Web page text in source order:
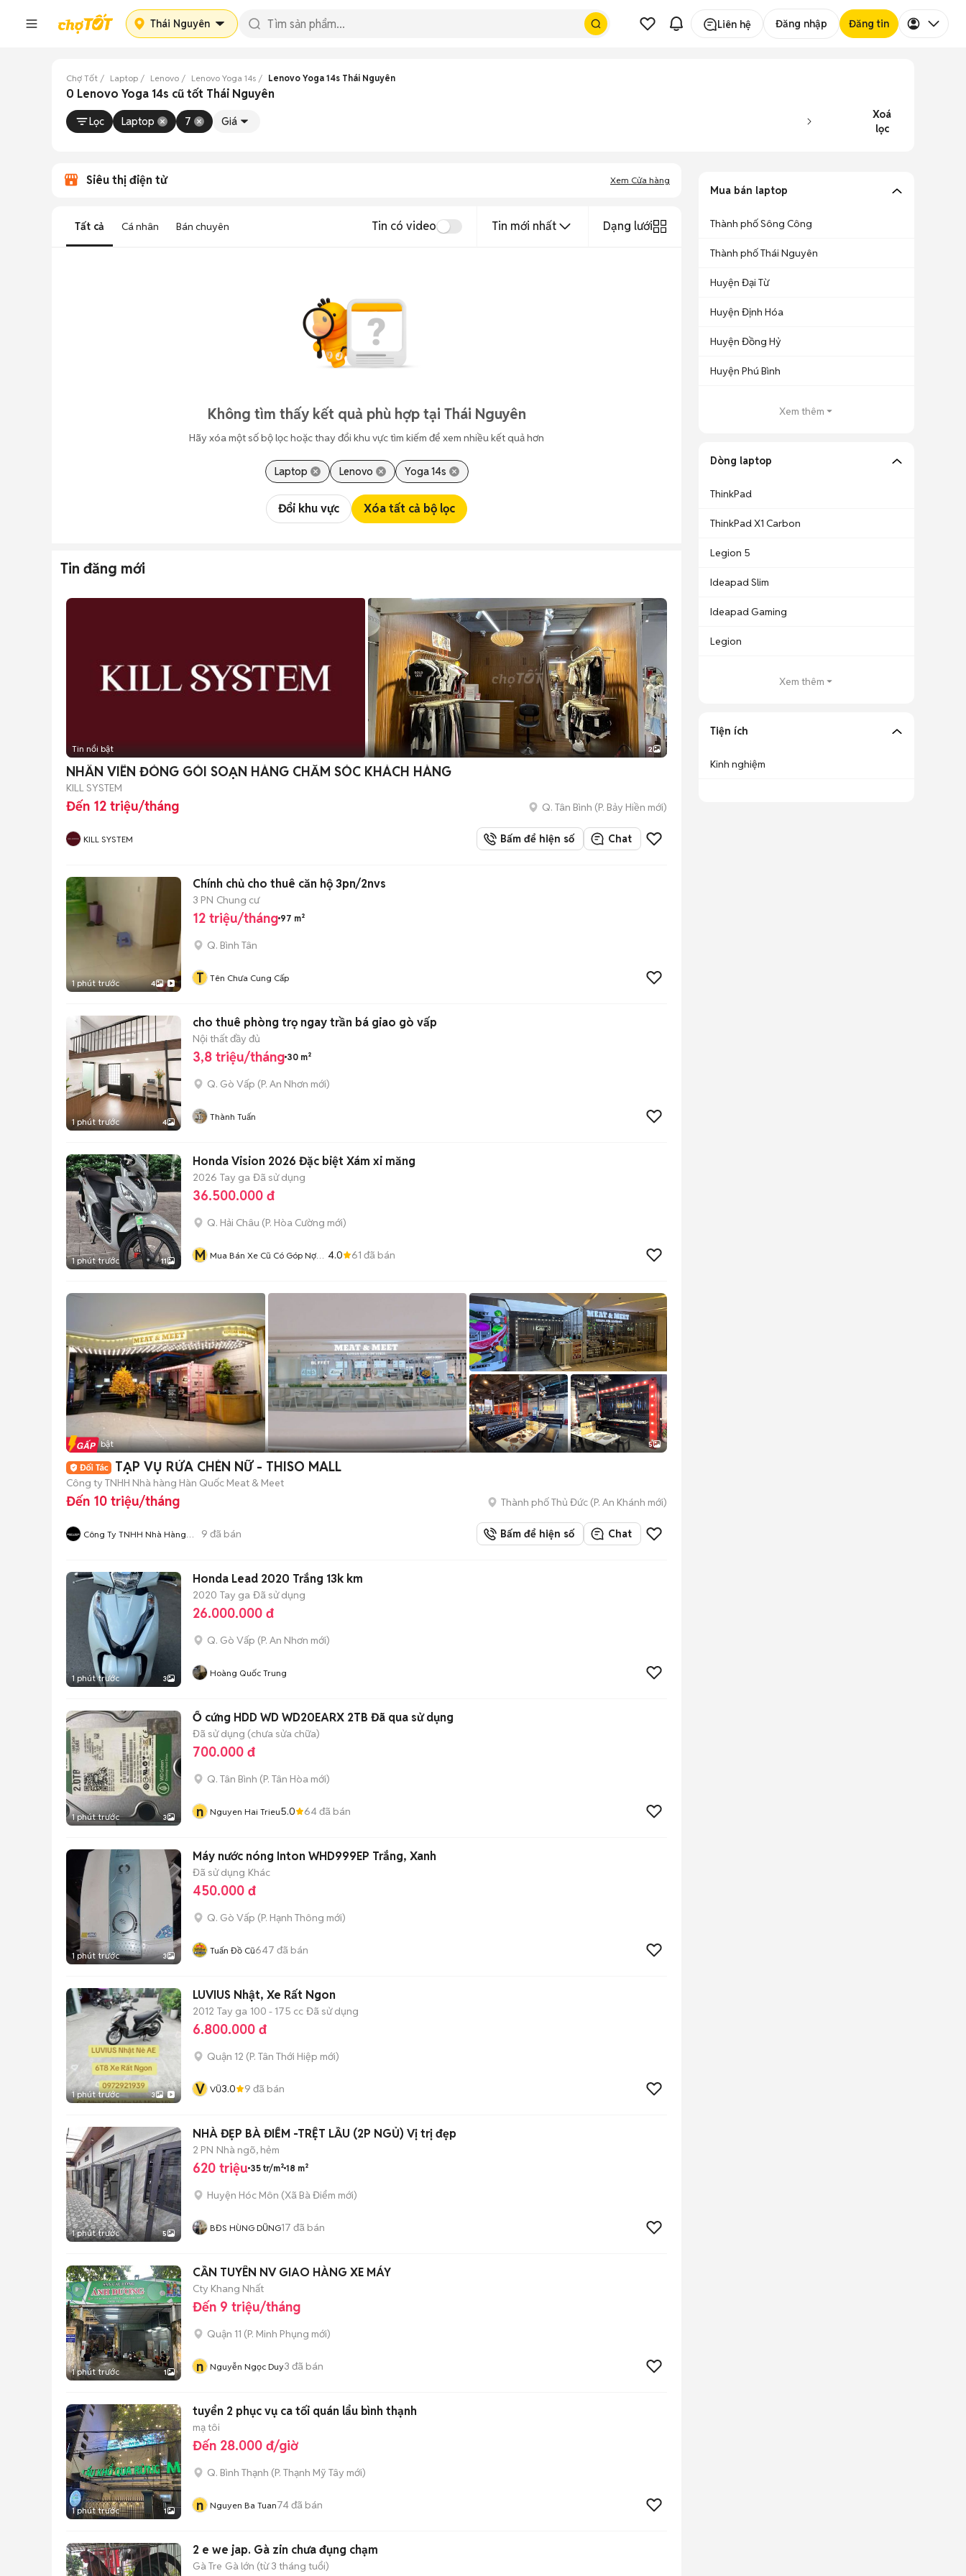
Thái Nguyên Liên hệ Đăng nhập Đăng tin
Chợ Tốt Laptop Lenovo Lenovo Yoga 14s Lenovo Yoga 14s Thái Nguyên
0 Lenovo Yoga 14s cũ tốt Thái Nguyên
Lọc Laptop 7 Giá
Xoá
lọc
Siêu thị điện tử Xem Cửa hàng
Tất cả Cá nhân Bán chuyên Tin có video Tin mới nhất Dạng lưới
Không tìm thấy kết quả phù hợp tại Thái Nguyên
Hãy xóa một số bộ lọc hoặc thay đổi khu vực tìm kiếm để xem nhiều kết quả hơn
Laptop Lenovo Yoga 14s
Đổi khu vực Xóa tất cả bộ lọc
Tin đăng mới
Tin nổi bật 2
NHÂN VIÊN ĐÓNG GÓI SOẠN HÀNG CHĂM SÓC KHÁCH HÀNG
KILL SYSTEM
Đến 12 triệu/tháng Q. Tân Bình (P. Bảy Hiền mới)
KILL SYSTEM Bấm để hiện số Chat
1 phút trước 4
Chính chủ cho thuê căn hộ 3pn/2nvs
3 PN Chung cư
12 triệu/tháng 97 m²
Q. Bình Tân
T Tên Chưa Cung Cấp
1 phút trước 4
cho thuê phòng trọ ngay trần bá giao gò vấp
Nội thất đầy đủ
3,8 triệu/tháng 30 m²
Q. Gò Vấp (P. An Nhơn mới)
Thành Tuấn
1 phút trước 11
Honda Vision 2026 Đặc biệt Xám xi măng
2026 Tay ga Đã sử dụng
36.500.000 đ
Q. Hải Châu (P. Hòa Cường mới)
M Mua Bán Xe Cũ Có Góp Nợ
4.0 61 đã bán
Tin nổi bật 5
TẠP VỤ RỬA CHÉN NỮ - THISO MALL
Công ty TNHH Nhà hàng Hàn Quốc Meat & Meet
Đến 10 triệu/tháng Thành phố Thủ Đức (P. An Khánh mới)
Công Ty TNHH Nhà Hàng
9 đã bán Bấm để hiện số Chat
1 phút trước 3
Honda Lead 2020 Trắng 13k km
2020 Tay ga Đã sử dụng
26.000.000 đ
Q. Gò Vấp (P. An Nhơn mới)
Hoàng Quốc Trung
1 phút trước 3
Ổ cứng HDD WD WD20EARX 2TB Đã qua sử dụng
Đã sử dụng (chưa sửa chữa)
700.000 đ
Q. Tân Bình (P. Tân Hòa mới)
n Nguyen Hai Trieu5.0 64đã bán
1 phút trước 3
Máy nước nóng Inton WHD999EP Trắng, Xanh
Đã sử dụng Khác
450.000 đ
Q. Gò Vấp (P. Hạnh Thông mới)
Tuấn Đồ Cũ647 đã bán
1 phút trước 3
LUVIUS Nhật, Xe Rất Ngon
2012 Tay ga 100 - 175 cc Đã sử dụng
6.800.000 đ
Quận 12 (P. Tân Thới Hiệp mới)
V VŨ3.0 9 đã bán
1 phút trước 5
NHÀ ĐẸP BÀ ĐIỂM -TRỆT LẦU (2P NGỦ) Vị trị đẹp
2 PN Nhà ngõ, hẻm
620 triệu 35 tr/m² 18 m²
Huyện Hóc Môn (Xã Bà Điểm mới)
BĐS HÙNG DŨNG17 đã bán
1 phút trước 1
CẦN TUYÊN NV GIAO HÀNG XE MÁY
Cty Khang Nhất
Đến 9 triệu/tháng
Quận 11 (P. Minh Phụng mới)
n Nguyễn Ngọc Duy3 đã bán
1 phút trước 1
tuyển 2 phục vụ ca tối quán lẩu bình thạnh
mạ tôi
Đến 28.000 đ/giờ
Q. Bình Thạnh (P. Thạnh Mỹ Tây mới)
n Nguyen Ba Tuan74đã bán
2 e we jap. Gà zin chưa đụng chạm
Gà Tre Gà lớn (từ 3 tháng tuổi)
Mua bán laptop
Thành phố Sông Công
Thành phố Thái Nguyên
Huyện Đại Từ
Huyện Định Hóa
Huyện Đồng Hỷ
Huyện Phú Bình
Xem thêm
Dòng laptop
ThinkPad
ThinkPad X1 Carbon
Legion 5
Ideapad Slim
Ideapad Gaming
Legion
Xem thêm
Tiện ích
Kinh nghiệm